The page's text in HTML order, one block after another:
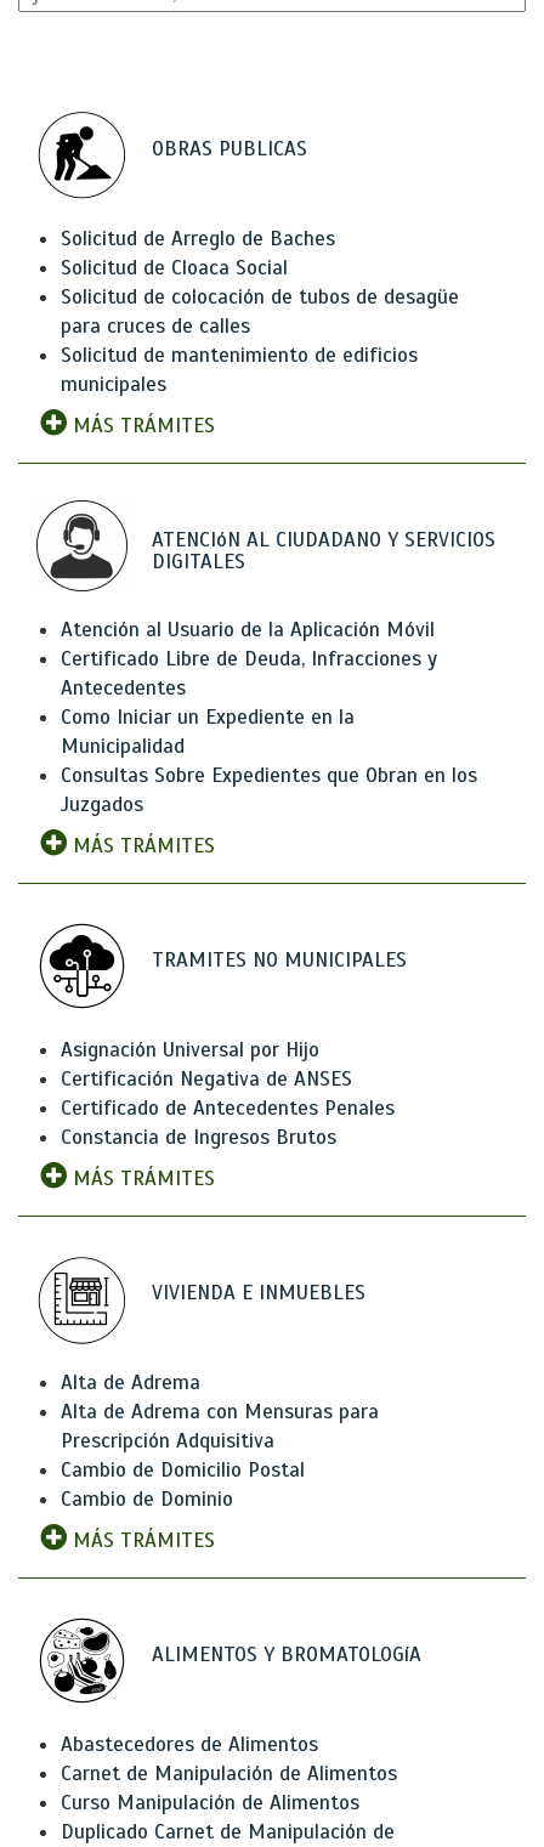
OBRAS PUBLICAS
Solicitud de Arreglo de Baches
Solicitud de Cloaca Social
Solicitud de colocación de tubos de desagüe
para cruces de calles
Solicitud de mantenimiento de edificios
municipales
MÁS TRÁMITES
ATENCIóN AL CIUDADANO Y SERVICIOS
DIGITALES
Atención al Usuario de la Aplicación Móvil
Certificado Libre de Deuda, Infracciones y
Antecedentes
Como Iniciar un Expediente en la
Municipalidad
Consultas Sobre Expedientes que Obran en los
Juzgados
MÁS TRÁMITES
TRAMITES NO MUNICIPALES
Asignación Universal por Hijo
Certificación Negativa de ANSES
Certificado de Antecedentes Penales
Constancia de Ingresos Brutos
MÁS TRÁMITES
VIVIENDA E INMUEBLES
Alta de Adrema
Alta de Adrema con Mensuras para
Prescripción Adquisitiva
Cambio de Domicilio Postal
Cambio de Dominio
MÁS TRÁMITES
ALIMENTOS Y BROMATOLOGíA
Abastecedores de Alimentos
Carnet de Manipulación de Alimentos
Curso Manipulación de Alimentos
Duplicado Carnet de Manipulación de